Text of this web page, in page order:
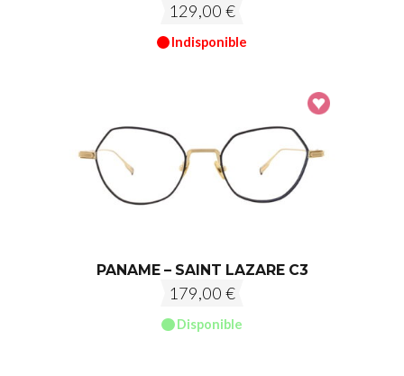
129,00 €
Indisponible
PANAME – SAINT LAZARE C3
179,00 €
Disponible